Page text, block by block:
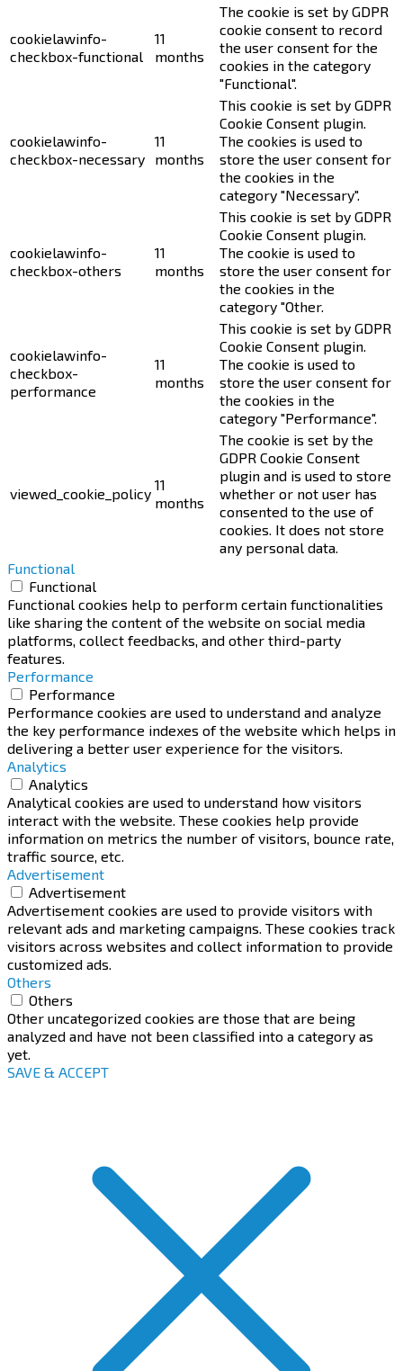
cookielawinfo-
checkbox-functional
11
months
The cookie is set by GDPR
cookie consent to record
the user consent for the
cookies in the category
"Functional".
cookielawinfo-
checkbox-necessary
11
months
This cookie is set by GDPR
Cookie Consent plugin.
The cookies is used to
store the user consent for
the cookies in the
category "Necessary".
cookielawinfo-
checkbox-others
11
months
This cookie is set by GDPR
Cookie Consent plugin.
The cookie is used to
store the user consent for
the cookies in the
category "Other.
cookielawinfo-
checkbox-
performance
11
months
This cookie is set by GDPR
Cookie Consent plugin.
The cookie is used to
store the user consent for
the cookies in the
category "Performance".
viewed_cookie_policy
11
months
The cookie is set by the
GDPR Cookie Consent
plugin and is used to store
whether or not user has
consented to the use of
cookies. It does not store
any personal data.
Functional
Functional
Functional cookies help to perform certain functionalities
like sharing the content of the website on social media
platforms, collect feedbacks, and other third-party
features.
Performance
Performance
Performance cookies are used to understand and analyze
the key performance indexes of the website which helps in
delivering a better user experience for the visitors.
Analytics
Analytics
Analytical cookies are used to understand how visitors
interact with the website. These cookies help provide
information on metrics the number of visitors, bounce rate,
traffic source, etc.
Advertisement
Advertisement
Advertisement cookies are used to provide visitors with
relevant ads and marketing campaigns. These cookies track
visitors across websites and collect information to provide
customized ads.
Others
Others
Other uncategorized cookies are those that are being
analyzed and have not been classified into a category as
yet.
SAVE & ACCEPT